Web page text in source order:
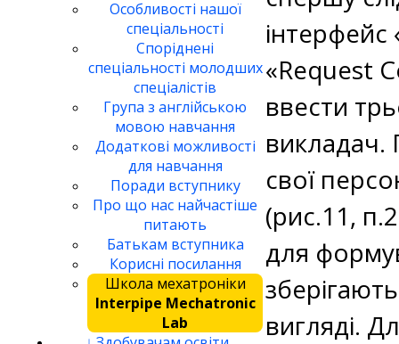
Особливості нашої
спеціальності
Споріднені
спеціальності молодших
спеціалістів
Група з англійською
мовою навчання
Додаткові можливості
для навчання
Поради вступнику
Про що нас найчастіше
питають
Батькам вступника
Корисні посилання
Школа мехатроніки
Interpipe Mechatronic
Lab
«Request
ввести
викладач.
свої
(рис.11,
для
вигляді.